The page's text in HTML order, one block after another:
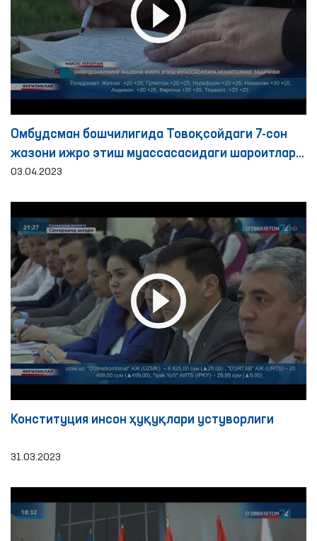
Омбудсман бошчилигида Товоқсойдаги 7-сон
жазони ижро этиш муассасасидаги шароитлар
ўрганилди
03.04.2023
Конституция инсон ҳуқуқлари устуворлиги
31.03.2023